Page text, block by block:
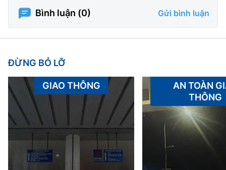
Bình luận (0) Gửi bình luận
ĐỪNG BỎ LỠ
GIAO THÔNG
AN TOÀN
THÔNG